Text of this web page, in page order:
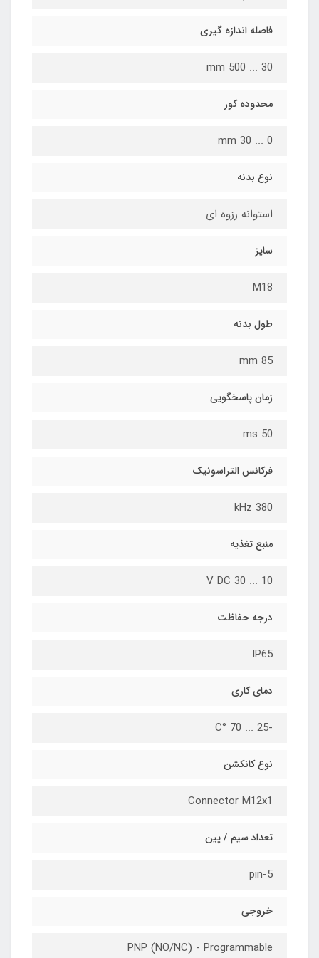
فاصله اندازه گیری
30 ... 500 mm
محدوده کور
0 ... 30 mm
نوع بدنه
استوانه رزوه ای
سایز
M18
طول بدنه
85 mm
زمان پاسخگویی
50 ms
فرکانس التراسونیک
380 kHz
منبع تغذیه
10 ... 30 V DC
درجه حفاظت
IP65
دمای کاری
-25 ... 70 °C
نوع کانکشن
Connector M12x1
تعداد سیم / پین
5-pin
خروجی
PNP (NO/NC) - Programmable